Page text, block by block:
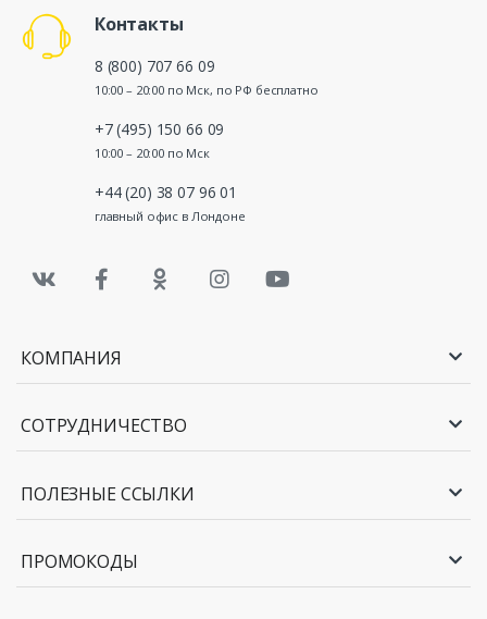
Контакты
8 (800) 707 66 09
10:00 – 20:00 по Мск, по РФ бесплатно
+7 (495) 150 66 09
10:00 – 20:00 по Мск
+44 (20) 38 07 96 01
главный офис в Лондоне
КОМПАНИЯ
СОТРУДНИЧЕСТВО
ПОЛЕЗНЫЕ ССЫЛКИ
ПРОМОКОДЫ